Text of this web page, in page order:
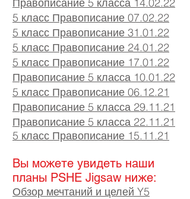
5 класс Правописание 07.02.22
5 класс Правописание 31.01.22
5 класс Правописание 24.01.22
5 класс Правописание 17.01.22
Правописание 5 класса 10.01.22
5 класс Правописание 06.12.21
Правописание 5 класса 29.11.21
Правописание 5 класса 22.11.21
5 класс Правописание 15.11.21
Вы можете увидеть наши
планы PSHE Jigsaw ниже:
Обзор мечтаний и целей Y5